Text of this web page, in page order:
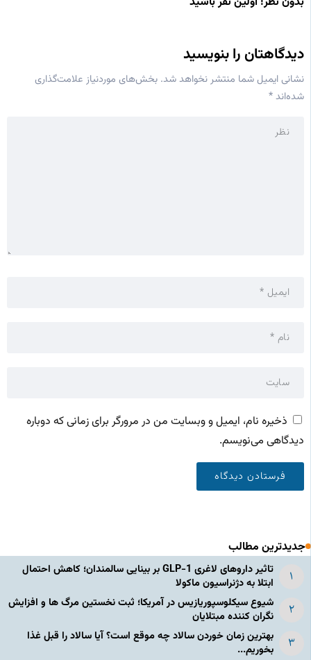
دیدگاهتان را بنویسید
نشانی ایمیل شما منتشر نخواهد شد. بخش‌های موردنیاز علامت‌گذاری
شده‌اند*
ذخیره نام، ایمیل و وبسایت من در مرورگر برای زمانی که دوباره
دیدگاهی می‌نویسم.
جدیدترین مطالب
تاثیر داروهای لاغری GLP-1 بر بینایی سالمندان؛ کاهش احتمال
ابتلا به دژنراسیون ماکولا
شیوع سیکلوسپوریازیس در آمریکا؛ ثبت نخستین مرگ ها و افزایش
نگران کننده مبتلایان
بهترین زمان خوردن سالاد چه موقع است؟ آیا سالاد را قبل غذا
بخوریم...